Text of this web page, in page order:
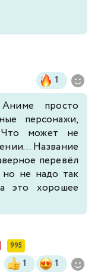
1
просто
персонажи,
Что может не
Название
перевёл
но не надо так
это хорошее
995
1 1